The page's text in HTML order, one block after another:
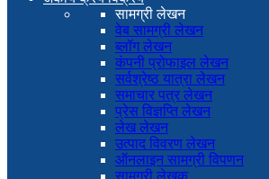
सामग्री लेखन
वेब सामग्री लेखन
ब्लॉग लेखन
कंपनी प्रोफाइल लेखन
सर्वश्रेष्ठ यात्रा लेखन
समाचार पत्र लेखन
प्रेस विज्ञप्ति लेखन
लेख लेखन
उत्पाद विवरण लेखन
ऑनलाइन सामग्री विपणन
सामग्री लेखक